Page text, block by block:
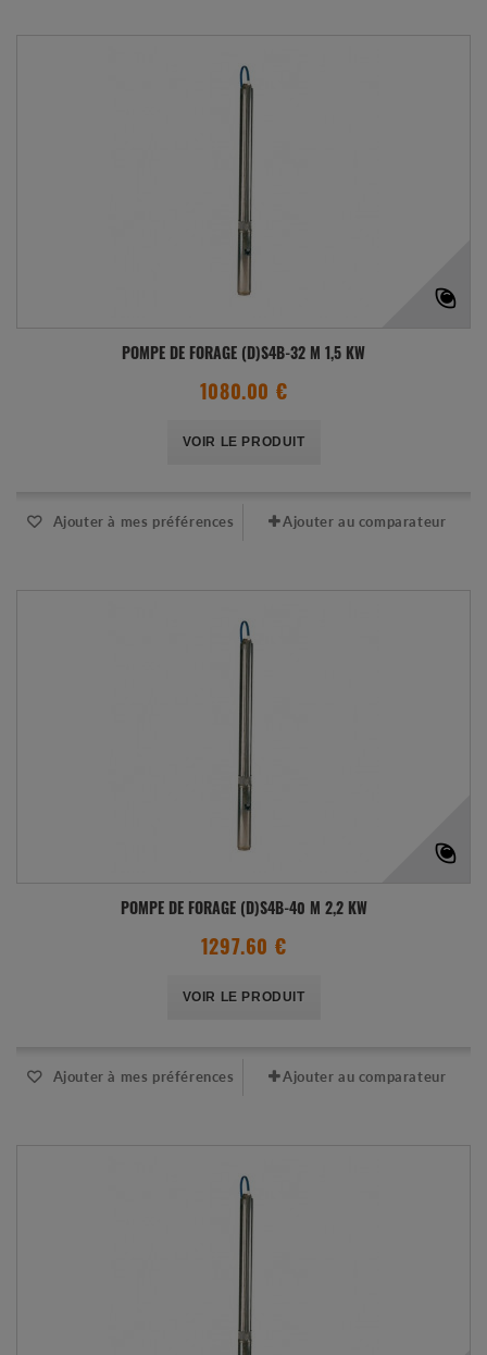
POMPE DE FORAGE (D)S4B-32 M 1,5 KW
1080.00 €
VOIR LE PRODUIT
Ajouter à mes préférences Ajouter au comparateur
POMPE DE FORAGE (D)S4B-40 M 2,2 KW
1297.60 €
VOIR LE PRODUIT
Ajouter à mes préférences Ajouter au comparateur